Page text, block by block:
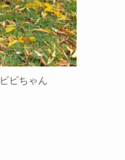
ビちゃん